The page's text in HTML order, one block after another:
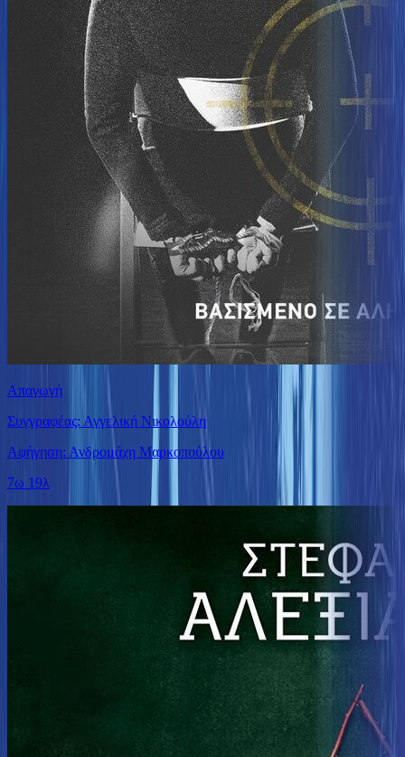
Απαγωγή
Συγγραφέας: Αγγελική Νικολούλη
Αφήγηση: Ανδρομάχη Μαρκοπούλου
7ω 19λ